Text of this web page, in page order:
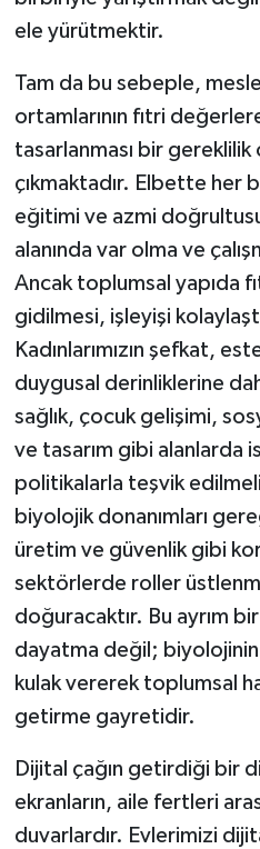
ele yürütmektir.
Tam da bu sebeple,
ortamlarının fıtri
tasarlanması bir gereklilik
çıkmaktadır. Elbette her
eğitimi ve azmi
alanında var olma ve
Ancak toplumsal yapıda
gidilmesi, işleyişi
Kadınlarımızın şefkat,
duygusal derinliklerine
sağlık, çocuk gelişimi,
ve tasarım gibi alanlarda
politikalarla teşvik
biyolojik donanımları
üretim ve güvenlik gibi
sektörlerde roller
doğuracaktır. Bu ayrım bir
dayatma değil; biyolojinin
kulak vererek toplumsal
getirme gayretidir.
Dijital çağın getirdiği bir
ekranların, aile fertleri
duvarlardır. Evlerimizi